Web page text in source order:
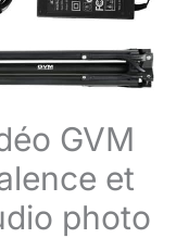
GVM
et
photo